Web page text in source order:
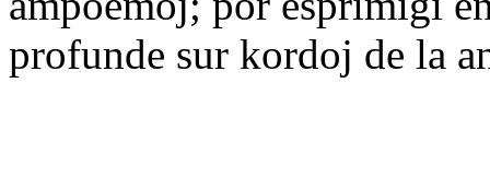
profunde sur kordoj de la